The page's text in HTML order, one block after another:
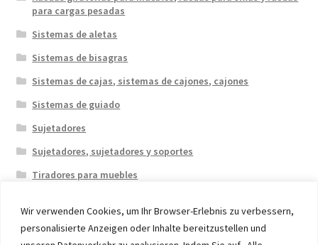
Wir verwenden Cookies, um Ihr Browser-Erlebnis zu verbessern,
personalisierte Anzeigen oder Inhalte bereitzustellen und
para cargas pesadas
Sistemas de aletas
Sistemas de bisagras
Sistemas de cajas, sistemas de cajones, cajones
Sistemas de guiado
Sujetadores
Sujetadores, sujetadores y soportes
Tiradores para muebles